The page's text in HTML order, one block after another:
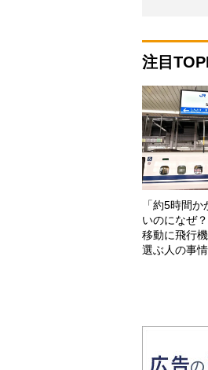
注目
「約5時間
いのになぜ
移動に飛行
選ぶ人の事情